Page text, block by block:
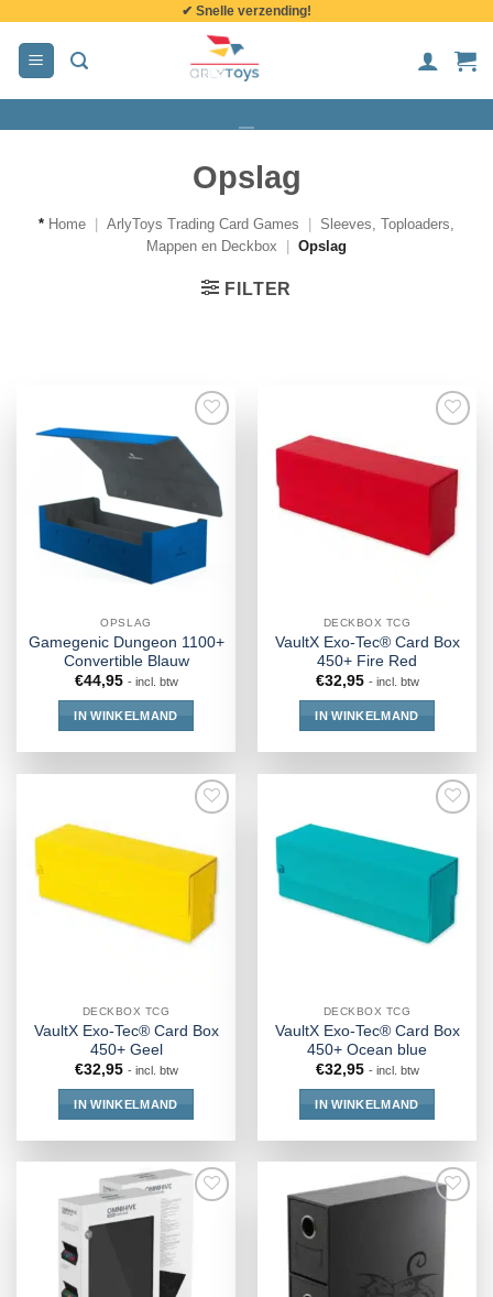
inhoud
✔ Snelle verzending!
Opslag
* Home ArlyToys Trading Card Games
Sleeves, Toploaders,
Mappen en Deckbox
Opslag
FILTER
OPSLAG
Gamegenic Dungeon 1100+
Convertible Blauw
€44,95 - incl. btw
IN WINKELMAND
DECKBOX TCG
VaultX Exo-Tec® Card Box
450+ Fire Red
€32,95 - incl. btw
IN WINKELMAND
DECKBOX TCG
VaultX Exo-Tec® Card Box
450+ Geel
€32,95 - incl. btw
IN WINKELMAND
DECKBOX TCG
VaultX Exo-Tec® Card Box
450+ Ocean blue
€32,95 - incl. btw
IN WINKELMAND